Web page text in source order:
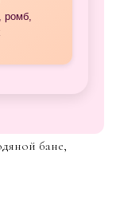
ромб,
бане,